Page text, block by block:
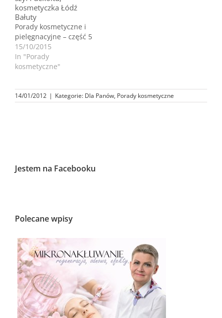
Porady kosmetyczne i
pielęgnacyjne – część 5
15/10/2015
In "Porady
kosmetyczne"
14/01/2012 | Kategorie: Dla Panów, Porady kosmetyczne
Jestem na Facebooku
Polecane wpisy